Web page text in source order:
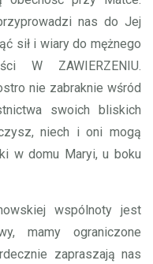
nas do Jej
sił i wiary do mężnego
W ZAWIERZENIU.
nie zabraknie wśród
swoich bliskich
niech i oni mogą
w domu Maryi, u boku
wspólnoty jest
mamy ograniczone
zapraszają nas